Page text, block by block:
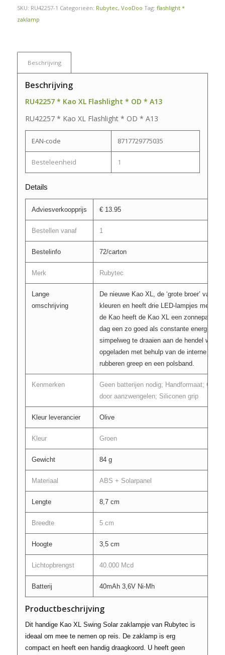
SKU: RU42257-1 Categorieën: Rubytec, VooDoo Tag: flashlight *
zaklamp
Beschrijving
Beschrijving
RU42257 * Kao XL Flashlight * OD * A13
RU42257 * Kao XL Flashlight * OD * A13
EAN-code 8717729775035
Besteleenheid 1
Details
Adviesverkoopprijs € 13.95
Bestellen vanaf 1
Bestelinfo 72/carton
Merk Rubytec
Lange
omschrijving
De nieuwe Kao XL, de ‘grote broer’ van
kleuren en heeft drie LED-lampjes met
de Kao heeft de Kao XL een zonnepaneel,
dag een zo goed als constante
simpelweg te draaien aan de hendel wordt
opgeladen met behulp van de interne
rubberen greep en een polsband.
Kenmerken
Geen batterijen nodig; Handformaat;
door aanzwengelen; Siliconen grip
Kleur leverancier Olive
Kleur Groen
Gewicht 84 g
Materiaal ABS + Solarpanel
Lengte 8,7 cm
Breedte 5 cm
Hoogte 3,5 cm
Lichtopbrengst 40.000 Mcd
Batterij 40mAh 3,6V Ni-Mh
Productbeschrijving
Dit handige Kao XL Swing Solar zaklampje van Rubytec is
ideaal om mee te nemen op reis. De zaklamp is erg
compact en heeft een handig draagkoord. U heeft geen